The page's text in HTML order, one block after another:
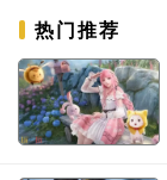
热门推荐